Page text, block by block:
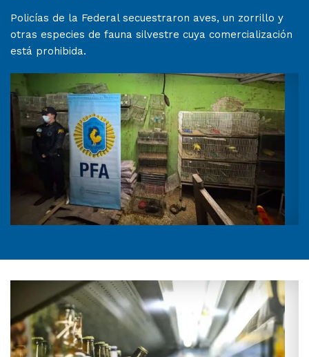
Policías de la Federal secuestraron aves, un zorrillo y
otras especies de fauna silvestre cuya comercialización
está prohibida.